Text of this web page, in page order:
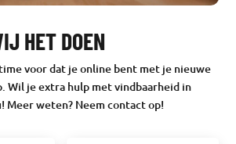
HET DOEN
voor dat je online bent met je nieuwe
Wil je extra hulp met vindbaarheid in
Meer weten? Neem contact op!